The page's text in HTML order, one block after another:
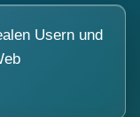
Usern und